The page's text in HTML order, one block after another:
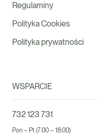
Regulaminy
Polityka Cookies
Polityka prywatności
WSPARCIE
732 123 731
Pon – Pt (7:00 – 18:00)